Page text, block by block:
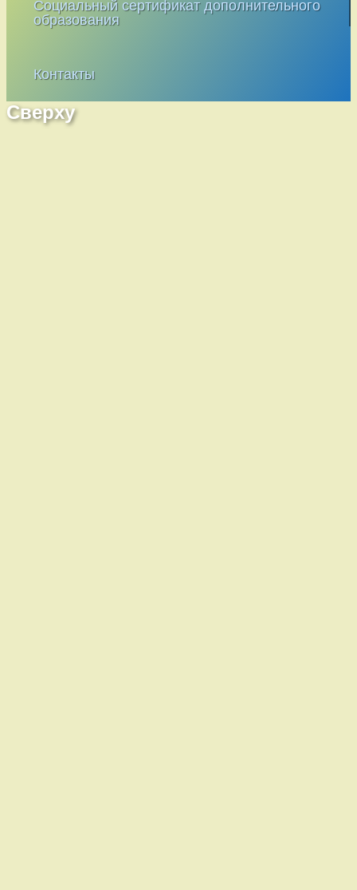
Социальный сертификат дополнительного
образования
Контакты
Сверху